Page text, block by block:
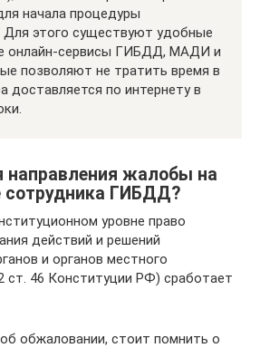
начала процедуры
Для этого существуют удобные
онлайн-сервисы ГИБДД, МАДИ и
позволяют не тратить время в
доставляется по интернету в
направления жалобы на
сотрудника ГИБДД?
уровне право
действий и решений
и органов местного
ст. 46 Конституции РФ) сработает
обжаловании, стоит помнить о